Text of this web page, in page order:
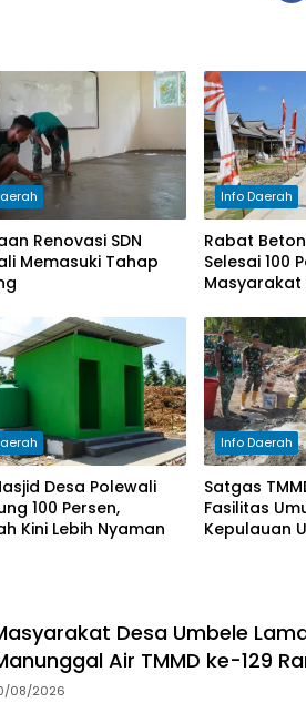
Renovasi SDN
Memasuki Tahap
Info Daerah
Rabat
Selesai 100
Masyarakat
Desa Polewali
100 Persen,
Kini Lebih Nyaman
Info Daerah
Satgas
Fasilitas
Kepulauan
Desa Umbele
Air TMMD ke-129
08/2026